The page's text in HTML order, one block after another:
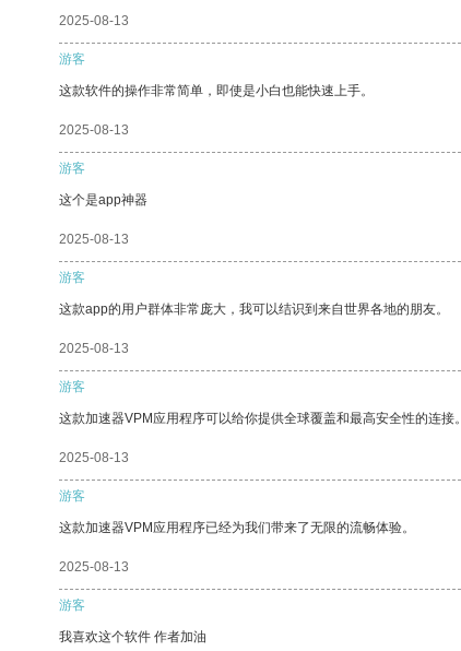
2025-08-13
游客
这款软件的操作非常简单，即使是小白也能快速上手。
2025-08-13
游客
这个是app神器
2025-08-13
游客
这款app的用户群体非常庞大，我可以结识到来自世界各地的朋友。
2025-08-13
游客
这款加速器VPM应用程序可以给你提供全球覆盖和最高安全性的连接。
2025-08-13
游客
这款加速器VPM应用程序已经为我们带来了无限的流畅体验。
2025-08-13
游客
我喜欢这个软件 作者加油